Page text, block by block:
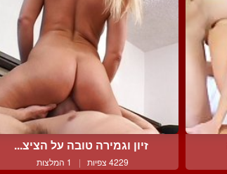
זיון וגמירה טובה על הציצ...
4229 צפיות | 1 המלצות